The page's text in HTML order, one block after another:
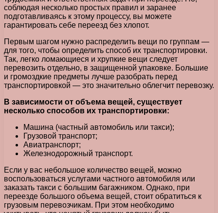
соблюдая несколько простых правил и заранее
подготавливаясь к этому процессу, вы можете
гарантировать себе переезд без хлопот.
Первым шагом нужно распределить вещи по группам —
для того, чтобы определить способ их транспортировки.
Так, легко ломающиеся и хрупкие вещи следует
перевозить отдельно, в защищенной упаковке. Большие
и громоздкие предметы лучше разобрать перед
транспортировкой — это значительно облегчит перевозку.
В зависимости от объема вещей, существует
несколько способов их транспортировки:
Машина (частный автомобиль или такси);
Грузовой транспорт;
Авиатранспорт;
Железнодорожный транспорт.
Если у вас небольшое количество вещей, можно
воспользоваться услугами частного автомобиля или
заказать такси с большим багажником. Однако, при
переезде большого объема вещей, стоит обратиться к
грузовым перевозчикам. При этом необходимо